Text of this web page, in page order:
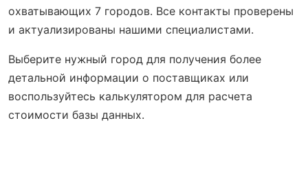
охватывающих 7 городов. Все контакты проверены
и актуализированы нашими специалистами.
Выберите нужный город для получения более
детальной информации о поставщиках или
воспользуйтесь калькулятором для расчета
стоимости базы данных.